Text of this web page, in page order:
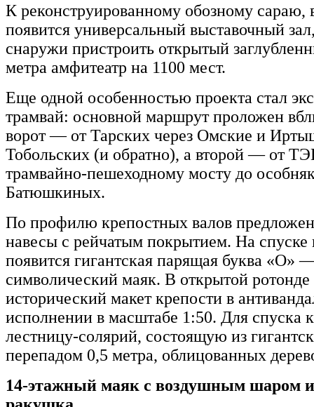
К реконструированному обозному сараю,
появится универсальный выставочный
снаружи пристроить открытый
метра амфитеатр на 1100 мест.
Еще одной особенностью проекта стал
трамвай: основной маршрут проложен
ворот — от Тарских через Омские и
Тобольских (и обратно), а второй — от
трамвайно-пешеходному мосту до
Батюшкиных.
По профилю крепостных валов
навесы с рейчатым покрытием. На
появится гигантская парящая буква «О»
символический маяк. В открытой ротонде
исторический макет крепости в
исполнении в масштабе 1:50. Для спуска
лестницу-солярий, состоящую из
перепадом 0,5 метра, облицованных
14-этажный маяк с воздушным шаром